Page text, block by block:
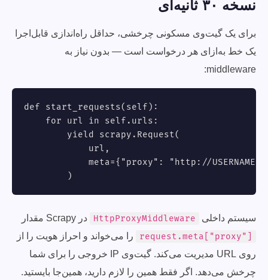
نسخه ۳۰ ثانیه‌ای
برای یک گیت‌وی مسکونی چرخشی، حداقل راه‌اندازی قابل‌اجرا
یک خط به‌ازای هر درخواست است — بدون نیاز به
middleware:
def start_requests(self):
    for url in self.urls:
        yield scrapy.Request(
            url,
            meta={"proxy": "http://USERNAME:
        )
سیستم داخلی HttpProxyMiddleware
در Scrapy مقدار
request.meta["proxy"]
را می‌خواند و احراز هویت را از
روی URL مدیریت می‌کند. گیت‌وی IP خروجی را برای شما
چرخش می‌دهد. اگر فقط همین را لازم دارید، همین‌جا بایستید.